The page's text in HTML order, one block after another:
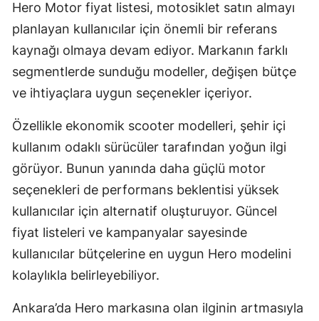
Hero Motor fiyat listesi, motosiklet satın almayı
planlayan kullanıcılar için önemli bir referans
kaynağı olmaya devam ediyor. Markanın farklı
segmentlerde sunduğu modeller, değişen bütçe
ve ihtiyaçlara uygun seçenekler içeriyor.
Özellikle ekonomik scooter modelleri, şehir içi
kullanım odaklı sürücüler tarafından yoğun ilgi
görüyor. Bunun yanında daha güçlü motor
seçenekleri de performans beklentisi yüksek
kullanıcılar için alternatif oluşturuyor. Güncel
fiyat listeleri ve kampanyalar sayesinde
kullanıcılar bütçelerine en uygun Hero modelini
kolaylıkla belirleyebiliyor.
Ankara’da Hero markasına olan ilginin artmasıyla